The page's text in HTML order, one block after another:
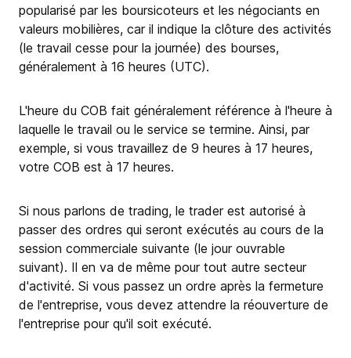
popularisé par les boursicoteurs et les négociants en
valeurs mobilières, car il indique la clôture des activités
(le travail cesse pour la journée) des bourses,
généralement à 16 heures (UTC).
L'heure du COB fait généralement référence à l'heure à
laquelle le travail ou le service se termine. Ainsi, par
exemple, si vous travaillez de 9 heures à 17 heures,
votre COB est à 17 heures.
Si nous parlons de trading, le trader est autorisé à
passer des ordres qui seront exécutés au cours de la
session commerciale suivante (le jour ouvrable
suivant). Il en va de même pour tout autre secteur
d'activité. Si vous passez un ordre après la fermeture
de l'entreprise, vous devez attendre la réouverture de
l'entreprise pour qu'il soit exécuté.